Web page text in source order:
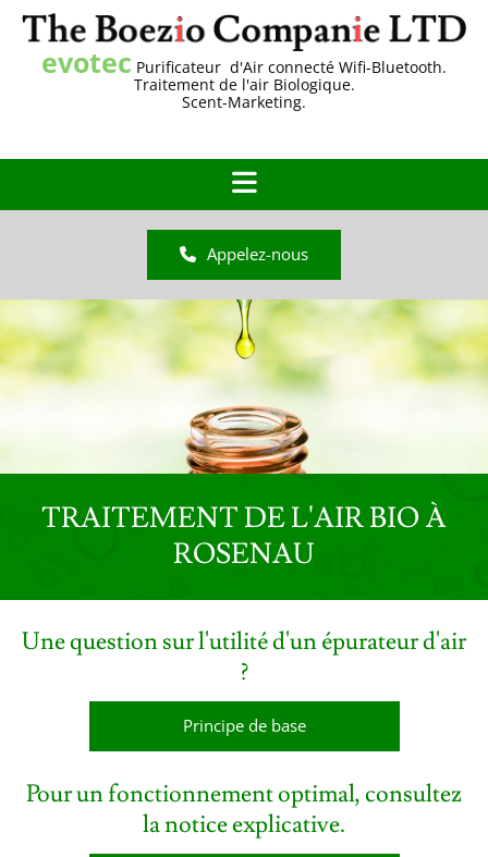
Accéder au contenu
evotec Purificateur d'Air connecté Wifi-Bluetooth.
Traitement de l'air Biologique.
Scent-Marketing.
Appelez-nous
TRAITEMENT DE L'AIR BIO À
ROSENAU
Une question sur l'utilité d'un épurateur d'air
?
Principe de base
Pour un fonctionnement optimal, consultez
la notice explicative.